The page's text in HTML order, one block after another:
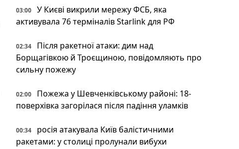
03:00
У Києві викрили мережу ФСБ, яка
активувала 76 терміналів Starlink для РФ
02:34
Після ракетної атаки: дим над
Борщагівкою й Троєщиною, повідомляють про
сильну пожежу
02:00
Пожежа у Шевченківському районі: 18-
поверхівка загорілася після падіння уламків
00:34
росія атакувала Київ балістичними
ракетами: у столиці пролунали вибухи